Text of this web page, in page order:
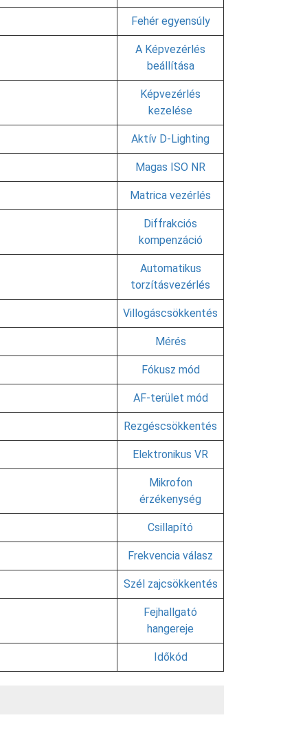
Fehér egyensúly
A Képvezérlés
beállítása
Képvezérlés
kezelése
Aktív D-Lighting
Magas ISO NR
Matrica vezérlés
Diffrakciós
kompenzáció
Automatikus
torzításvezérlés
Villogáscsökkentés
Mérés
Fókusz mód
AF-terület mód
Rezgéscsökkentés
Elektronikus VR
Mikrofon
érzékenység
Csillapító
Frekvencia válasz
Szél zajcsökkentés
Fejhallgató
hangereje
Időkód